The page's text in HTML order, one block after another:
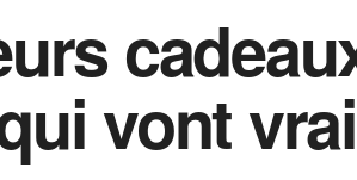
vont